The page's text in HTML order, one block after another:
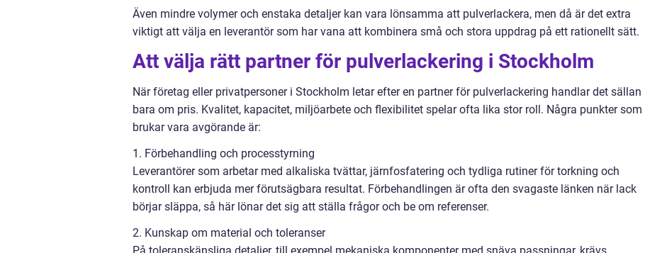
Även mindre volymer och enstaka detaljer kan vara lönsamma att pulverlackera, men då är det extra
viktigt att välja en leverantör som har vana att kombinera små och stora uppdrag på ett rationellt sätt.
Att välja rätt partner för pulverlackering i Stockholm
När företag eller privatpersoner i Stockholm letar efter en partner för pulverlackering handlar det sällan
bara om pris. Kvalitet, kapacitet, miljöarbete och flexibilitet spelar ofta lika stor roll. Några punkter som
brukar vara avgörande är:
1. Förbehandling och processtyrning
Leverantörer som arbetar med alkaliska tvättar, järnfosfatering och tydliga rutiner för torkning och
kontroll kan erbjuda mer förutsägbara resultat. Förbehandlingen är ofta den svagaste länken när lack
börjar släppa, så här lönar det sig att ställa frågor och be om referenser.
2. Kunskap om material och toleranser